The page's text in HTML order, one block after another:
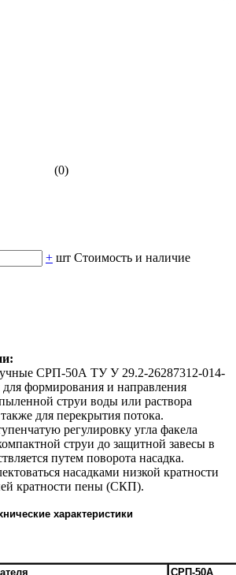
(0)
+ шт Стоимость и наличие
СРП-50А ТУ У 29.2-26287312-014-
для формирования и направления
струи воды или раствора
для перекрытия потока.
регулировку угла факела
струи до защитной завесы в
путем поворота насадка.
насадками низкой кратности
кратности пены (СКП).
характеристики
СРП-50А